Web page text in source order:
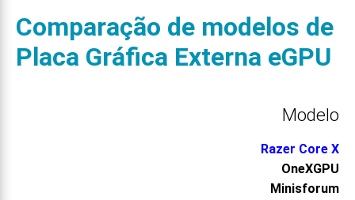
Comparação de modelos de
Placa Gráfica Externa eGPU
Modelo
Razer Core X
OneXGPU
Minisforum